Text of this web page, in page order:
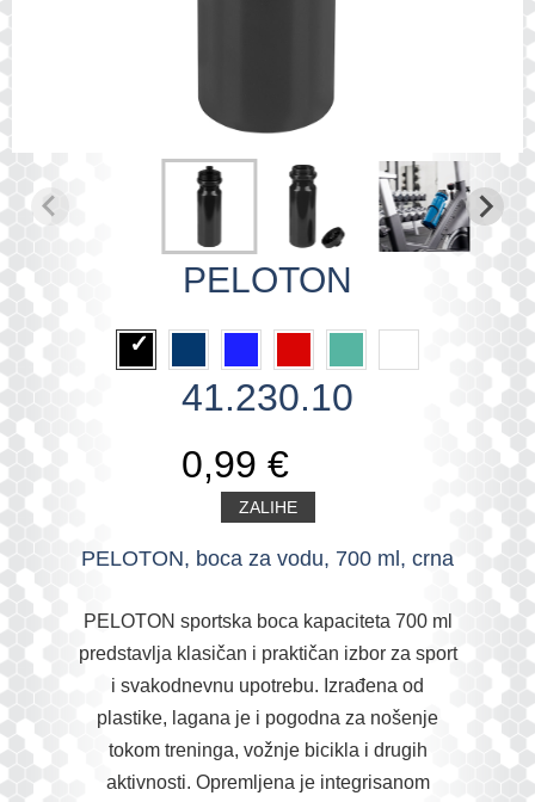
PELOTON
41.230.10
0,99 €
ZALIHE
PELOTON, boca za vodu, 700 ml, crna
PELOTON sportska boca kapaciteta 700 ml
predstavlja klasičan i praktičan izbor za sport
i svakodnevnu upotrebu. Izrađena od
plastike, lagana je i pogodna za nošenje
tokom treninga, vožnje bicikla i drugih
aktivnosti. Opremljena je integrisanom